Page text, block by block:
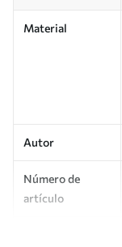
Material
Autor
Número de
artículo